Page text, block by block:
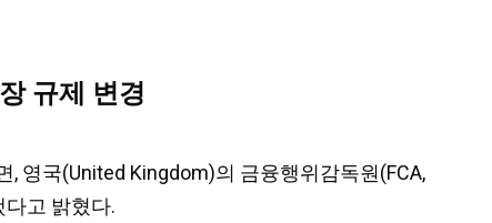
규제 변경
영국(United Kingdom)의 금융행위감독원(FCA,
고 밝혔다.